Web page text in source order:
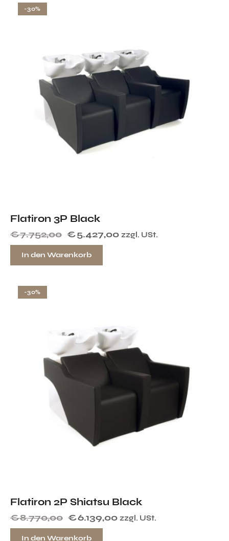
-30%
Flatiron 3P Black
€7.752,00 €5.427,00 zzgl. USt.
In den Warenkorb
-30%
Flatiron 2P Shiatsu Black
€8.770,00 €6.139,00 zzgl. USt.
In den Warenkorb